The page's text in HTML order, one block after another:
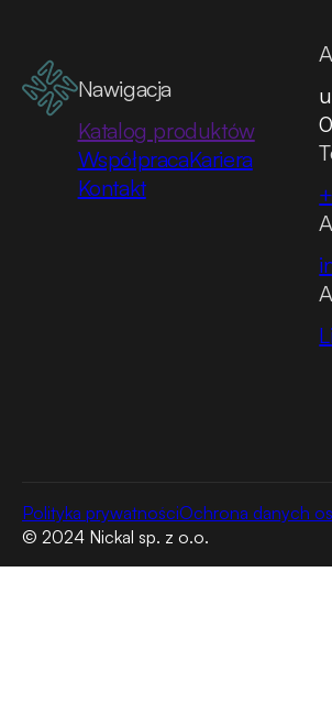
Nawigacja
Katalog produktów
WspółpracaKariera
Kontakt
Polityka prywatnościOchrona danych
© 2024 Nickal sp. z o.o.